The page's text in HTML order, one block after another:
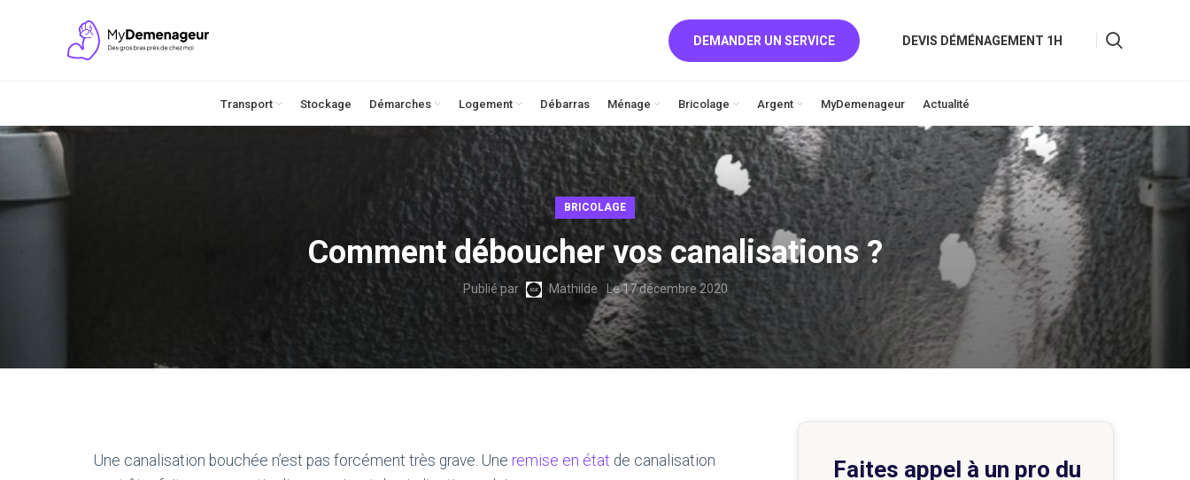
DEMANDER UN SERVICE DEVIS DÉMÉNAGEMENT 1H
Transport Stockage Démarches Logement Débarras Ménage Bricolage Argent MyDemenageur Actualité
BRICOLAGE
Comment déboucher vos canalisations ?
Publié par Mathilde Le 17 décembre 2020
Une canalisation bouchée n’est pas forcément très grave. Une remise en état de canalisation
Faites appel à un pro du